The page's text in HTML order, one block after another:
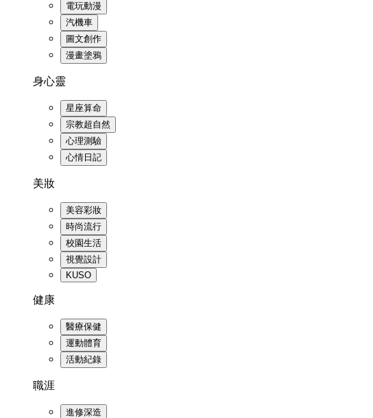
電玩動漫
汽機車
圖文創作
漫畫塗鴉
身心靈
星座算命
宗教超自然
心理測驗
心情日記
美妝
美容彩妝
時尚流行
校園生活
視覺設計
KUSO
健康
醫療保健
運動體育
活動紀錄
職涯
進修深造